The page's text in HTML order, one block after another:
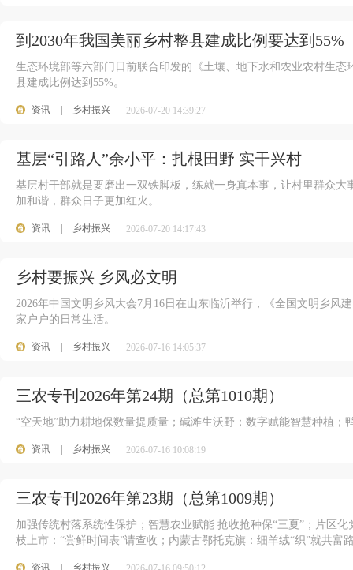
到2030年我国美丽乡村整县建成比例要达到55%
生态环境部等六部门日前联合印发的《土壤、地下水和农业农村生态
县建成比例达到55%。
资讯 乡村振兴 2026-07-20 14:39:27
基层“引路人”余小平：扎根田野 实干兴村
基层村干部就是要磨出一双铁脚板，练就一身真本事，让村里群众
加和谐，群众日子更加红火。
资讯 乡村振兴 2026-07-20 14:17:43
乡村要振兴 乡风必文明
2026年中国文明乡风大会7月16日在山东临沂举行，《全国文明乡风
家户户的日常生活。
资讯 乡村振兴 2026-07-16 14:05:37
三农专刊2026年第24期（总第1010期）
“空天地”助力耕地保数量提质量；碱滩生沃野；数字赋能智慧种植；
资讯 乡村振兴 2026-07-16 10:08:19
三农专刊2026年第23期（总第1009期）
加强传统村落系统性保护；智慧农业赋能 抢收抢种保“三夏”；片区
枝上市：“尝鲜时间表”请查收；内蒙古鄂托克旗：细羊绒“织”就共富
资讯 乡村振兴